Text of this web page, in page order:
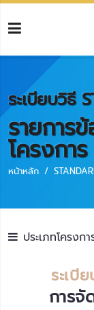
ระเบียบวิธี
รายการ
โครงกา
หน้าหลัก
ประเภทโครงกา
ระเบี
การจั